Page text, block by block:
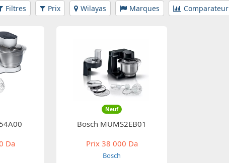
Filtres Prix Wilayas Marques Comparateur
Da
Neuf
Bosch MUMS2EB01
Prix38 000 Da
Bosch